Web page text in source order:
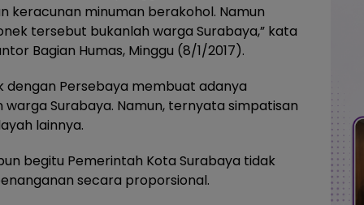
keracunan minuman berakohol. Namun
tersebut bukanlah warga Surabaya,” kata
Bagian Humas, Minggu (8/1/2017).
dengan Persebaya membuat adanya
Surabaya. Namun, ternyata simpatisan
lainnya.
begitu Pemerintah Kota Surabaya tidak
secara proporsional.